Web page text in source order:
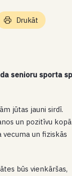
Drukāt
senioru sporta
jūtas jauni sirdī.
un pozitīvu kopā
vecuma un fiziskās
būs vienkāršas,